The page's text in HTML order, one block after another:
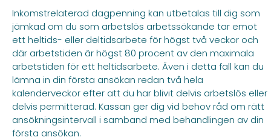
Inkomstrelaterad dagpenning kan utbetalas till dig som
jämkad om du som arbetslös arbetssökande tar emot
ett heltids- eller deltidsarbete för högst två veckor och
där arbetstiden är högst 80 procent av den maximala
arbetstiden för ett heltidsarbete. Även i detta fall kan du
lämna in din första ansökan redan två hela
kalenderveckor efter att du har blivit delvis arbetslös eller
delvis permitterad. Kassan ger dig vid behov råd om rätt
ansökningsintervall i samband med behandlingen av din
första ansökan.